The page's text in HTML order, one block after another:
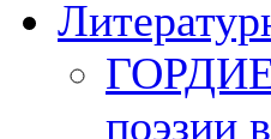
поэзии